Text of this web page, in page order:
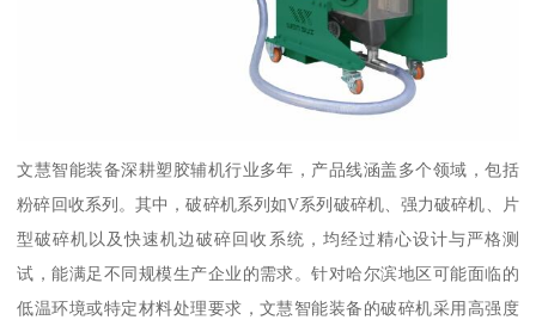
文慧智能装备深耕塑胶辅机行业多年，产品线涵盖多个领域，包括
粉碎回收系列。其中，破碎机系列如V系列破碎机、强力破碎机、片
型破碎机以及快速机边破碎回收系统，均经过精心设计与严格测
试，能满足不同规模生产企业的需求。针对哈尔滨地区可能面临的
低温环境或特定材料处理要求，文慧智能装备的破碎机采用高强度